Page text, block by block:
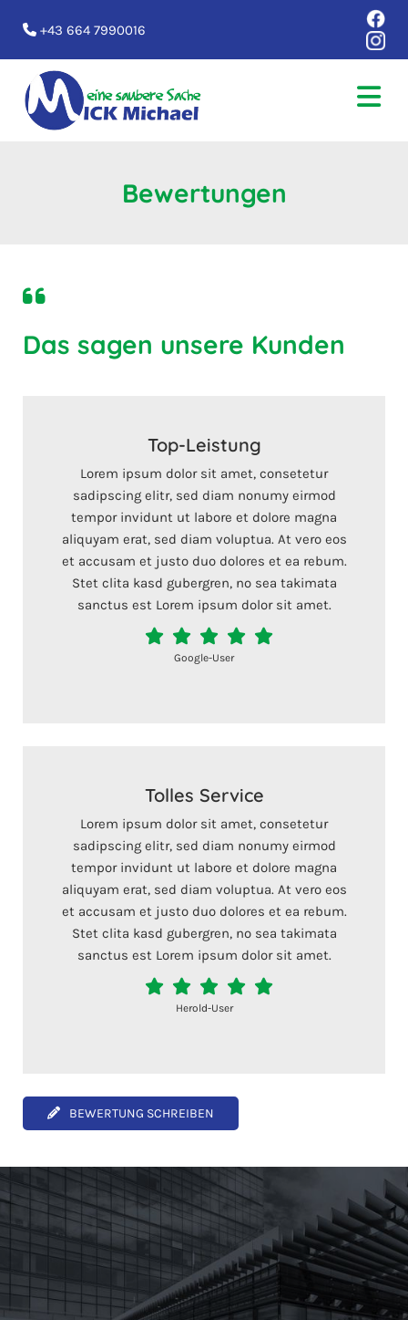
 +43 664 7990016
Bewertungen

Das sagen unsere Kunden
Top-Leistung
Lorem ipsum dolor sit amet, consetetur
sadipscing elitr, sed diam nonumy eirmod
tempor invidunt ut labore et dolore magna
aliquyam erat, sed diam voluptua. At vero eos
et accusam et justo duo dolores et ea rebum.
Stet clita kasd gubergren, no sea takimata
sanctus est Lorem ipsum dolor sit amet.
Google-User
Tolles Service
Lorem ipsum dolor sit amet, consetetur
sadipscing elitr, sed diam nonumy eirmod
tempor invidunt ut labore et dolore magna
aliquyam erat, sed diam voluptua. At vero eos
et accusam et justo duo dolores et ea rebum.
Stet clita kasd gubergren, no sea takimata
sanctus est Lorem ipsum dolor sit amet.
Herold-User
BEWERTUNG SCHREIBEN